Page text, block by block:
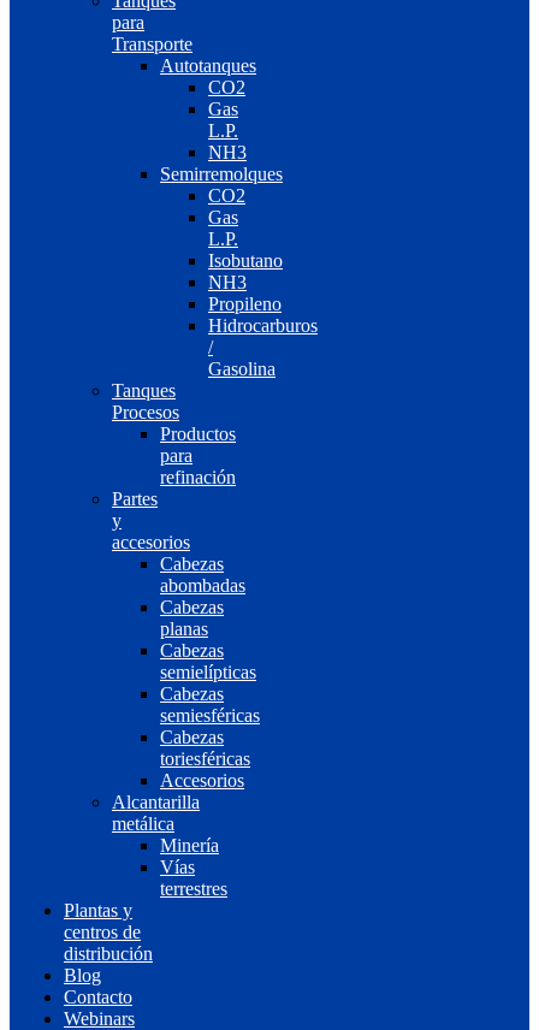
para
Transporte
Autotanques
CO2
Gas
L.P.
NH3
Semirremolques
CO2
Gas
L.P.
Isobutano
NH3
Propileno
Hidrocarburos
/
Gasolina
Tanques
Procesos
Productos
para
refinación
Partes
y
accesorios
Cabezas
abombadas
Cabezas
planas
Cabezas
semielípticas
Cabezas
semiesféricas
Cabezas
toriesféricas
Accesorios
Alcantarilla
metálica
Minería
Vías
terrestres
Plantas y
centros de
distribución
Blog
Contacto
Webinars